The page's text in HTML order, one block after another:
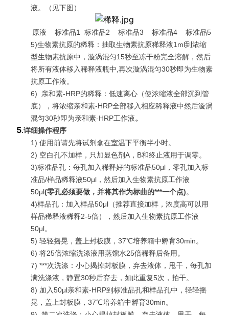
液。（见下图）
原液 标准品1 标准品2 标准品3 标准品4 标准品5
5)生物素抗原的稀释：抽取生物素抗原稀释液1ml到浓缩
型生物素抗原中，漩涡混匀15秒至冻干粉完全溶解，然后
将所有液体移入稀释液瓶中,再次漩涡混匀30秒即为生物素
抗原工作液。
6)
亲和素-HRP的稀释：低速离心（使浓缩液全部沉到管
底），将浓缩亲和素-HRP全部移入相应稀释液中然后漩涡
混匀30秒即为亲和素-HRP工作液。
5.详细操作程序
1) 使用前请先将试剂盒在室温下平衡半小时。
2) 空白孔不加样，只加显色剂A，B和终止液用于调零。
3)标准品孔：每孔加入稀释好的标准品50μl，零孔加入标
准品/样品稀释液50μl，然后加入生物素抗原工作液
50μl(零孔必须要做，并将其作为标曲的***一个点)。
4)样品孔：加入样品50μl（推荐直接加样，浓度高可以用
样品稀释液稀释2-5倍），然后加入生物素抗原工作液
50μl。
5) 轻轻摇晃，盖上封板膜，37℃培养箱中孵育30min。
6) 将25倍浓缩洗涤液用蒸馏水25倍稀释后备用。
7) ***次洗涤：小心揭掉封板膜，弃去液体，甩干，每孔加
满洗涤液，静置30秒后弃去，如此重复5次，拍干。
8) 加入50μl亲和素-HRP到标准品孔和样品孔中，轻轻摇
晃，盖上封板膜，37℃培养箱中孵育30min。